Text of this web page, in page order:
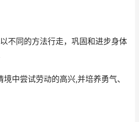
不同的方法行走，巩固和进步身体
中尝试劳动的高兴,并培养勇气、